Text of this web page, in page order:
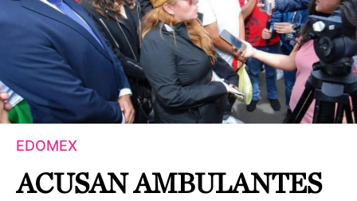
EDOMEX
ACUSAN AMBULANTES